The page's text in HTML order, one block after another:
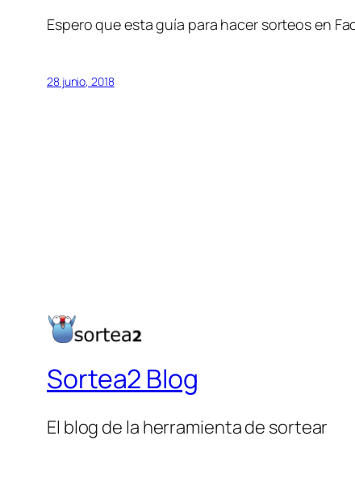
Espero que esta guía para hacer sorteos en
28 junio, 2018
Sortea2 Blog
El blog de la herramienta de sortear